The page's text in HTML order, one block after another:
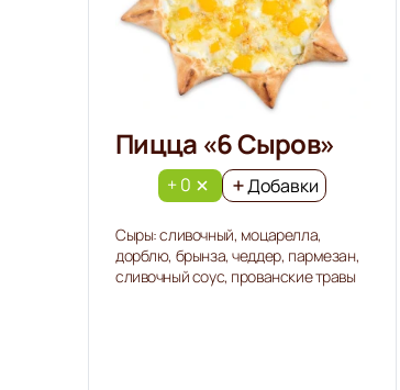
Пицца «6 Сыров»
+ 0 Добавки
Сыры: сливочный, моцарелла,
дорблю, брынза, чеддер, пармезан,
сливочный соус, прованские травы